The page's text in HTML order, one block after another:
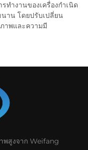
ทำงานของเครื่องกำเนิด
าน โดยปรับเปลี่ยน
าพและความมี
พสูงจาก Weifang